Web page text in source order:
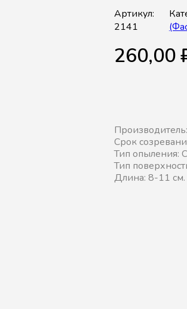
260,00
Срок
Тип опыления:
Тип
Длина: 8-11 см.
Артикул:
2141